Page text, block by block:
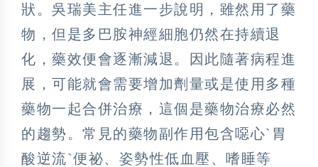
狀。吳瑞美主任進一步說明，雖然用了藥
物，但是多巴胺神經細胞仍然在持續退
化，藥效便會逐漸減退。因此隨著病程進
展，可能就會需要增加劑量或是使用多種
藥物一起合併治療，這個是藥物治療必然
的趨勢。常見的藥物副作用包含噁心ˋ胃
酸逆流ˋ便祕、姿勢性低血壓、嗜睡等